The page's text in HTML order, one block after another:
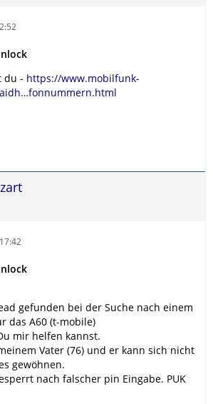
du - https://www.mobilfunk-
gefunden bei der Suche nach einem
das A60 (t-mobile)
mir helfen kannst.
Vater (76) und er kann sich nicht
gewöhnen.
nach falscher pin Eingabe. PUK